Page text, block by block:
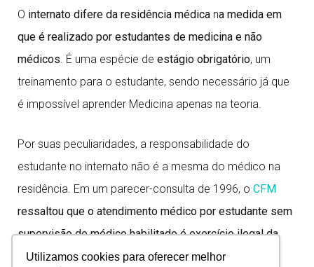
Utilizamos cookies para oferecer melhor
O internato difere da residência médica na medida em
que é realizado por estudantes de medicina e não
médicos. É uma espécie de estágio obrigatório, um
treinamento para o estudante, sendo necessário já que
é impossível aprender Medicina apenas na teoria.
Por suas peculiaridades, a responsabilidade do
estudante no internato não é a mesma do médico na
residência. Em um parecer-consulta de 1996, o CFM
ressaltou que o atendimento médico por estudante sem
supervisão de médico habilitado é exercício ilegal da
medicina.Portanto, configura crime previsto no artigo